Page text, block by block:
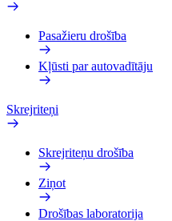
Pasažieru drošība
Kļūsti par autovadītāju
Skrejriteņi
Skrejriteņu drošība
Ziņot
Drošības laboratorija